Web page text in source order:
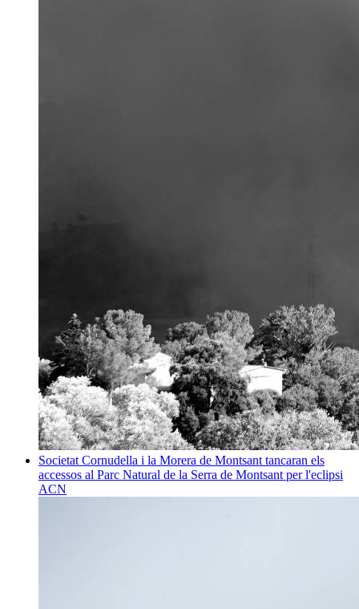
Societat Cornudella i la Morera de Montsant tancaran els
accessos al Parc Natural de la Serra de Montsant per l'eclipsi
ACN